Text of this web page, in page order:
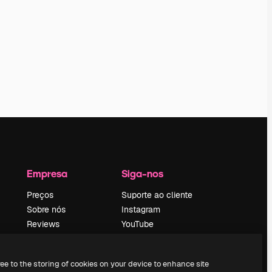
Empresa
Preços
Sobre nós
Reviews
pesquisa
Siga-nos
Suporte ao cliente
Instagram
YouTube
Discord
to the storing of cookies on your device to enhance site